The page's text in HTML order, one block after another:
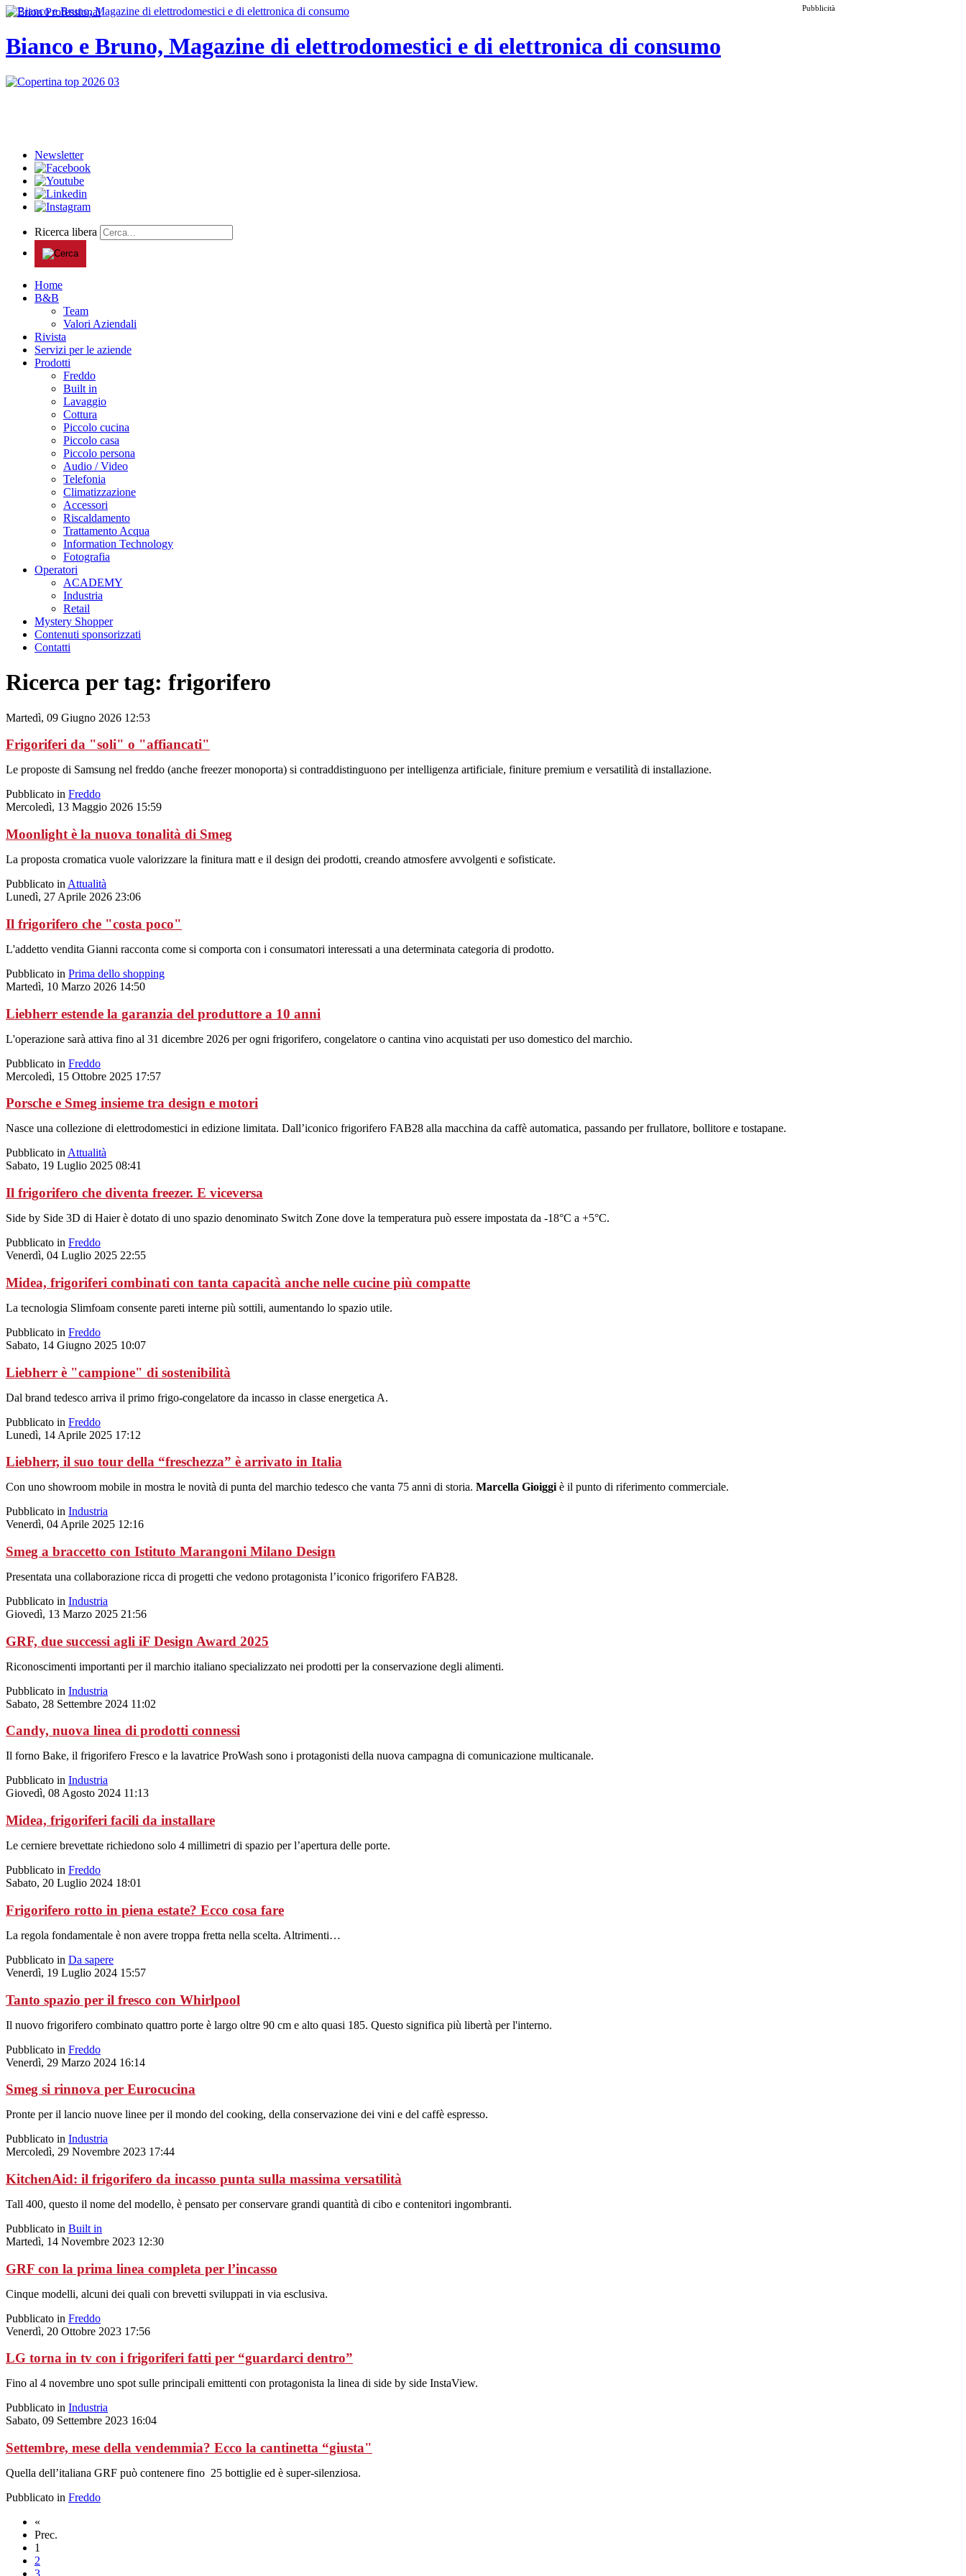
Pubblicità
Bianco e Bruno, Magazine di elettrodomestici e di elettronica di consumo
Newsletter
Ricerca libera
Home
B&B
Team
Valori Aziendali
Rivista
Servizi per le aziende
Prodotti
Freddo
Built in
Lavaggio
Cottura
Piccolo cucina
Piccolo casa
Piccolo persona
Audio / Video
Telefonia
Climatizzazione
Accessori
Riscaldamento
Trattamento Acqua
Information Technology
Fotografia
Operatori
ACADEMY
Industria
Retail
Mystery Shopper
Contenuti sponsorizzati
Contatti
Ricerca per tag: frigorifero
Martedì, 09 Giugno 2026 12:53
Frigoriferi da "soli" o "affiancati"
Le proposte di Samsung nel freddo (anche freezer monoporta) si contraddistinguono per intelligenza artificiale, finiture premium e versatilità di installazione.
Pubblicato in Freddo
Mercoledì, 13 Maggio 2026 15:59
Moonlight è la nuova tonalità di Smeg
La proposta cromatica vuole valorizzare la finitura matt e il design dei prodotti, creando atmosfere avvolgenti e sofisticate.
Pubblicato in Attualità
Lunedì, 27 Aprile 2026 23:06
Il frigorifero che "costa poco"
L'addetto vendita Gianni racconta come si comporta con i consumatori interessati a una determinata categoria di prodotto.
Pubblicato in Prima dello shopping
Martedì, 10 Marzo 2026 14:50
Liebherr estende la garanzia del produttore a 10 anni
L'operazione sarà attiva fino al 31 dicembre 2026 per ogni frigorifero, congelatore o cantina vino acquistati per uso domestico del marchio.
Pubblicato in Freddo
Mercoledì, 15 Ottobre 2025 17:57
Porsche e Smeg insieme tra design e motori
Nasce una collezione di elettrodomestici in edizione limitata. Dall’iconico frigorifero FAB28 alla macchina da caffè automatica, passando per frullatore, bollitore e tostapane.
Pubblicato in Attualità
Sabato, 19 Luglio 2025 08:41
Il frigorifero che diventa freezer. E viceversa
Side by Side 3D di Haier è dotato di uno spazio denominato Switch Zone dove la temperatura può essere impostata da -18°C a +5°C.
Pubblicato in Freddo
Venerdì, 04 Luglio 2025 22:55
Midea, frigoriferi combinati con tanta capacità anche nelle cucine più compatte
La tecnologia Slimfoam consente pareti interne più sottili, aumentando lo spazio utile.
Pubblicato in Freddo
Sabato, 14 Giugno 2025 10:07
Liebherr è "campione" di sostenibilità
Dal brand tedesco arriva il primo frigo-congelatore da incasso in classe energetica A.
Pubblicato in Freddo
Lunedì, 14 Aprile 2025 17:12
Liebherr, il suo tour della “freschezza” è arrivato in Italia
Con uno showroom mobile in mostra le novità di punta del marchio tedesco che vanta 75 anni di storia. Marcella Gioiggi è il punto di riferimento commerciale.
Pubblicato in Industria
Venerdì, 04 Aprile 2025 12:16
Smeg a braccetto con Istituto Marangoni Milano Design
Presentata una collaborazione ricca di progetti che vedono protagonista l’iconico frigorifero FAB28.
Pubblicato in Industria
Giovedì, 13 Marzo 2025 21:56
GRF, due successi agli iF Design Award 2025
Riconoscimenti importanti per il marchio italiano specializzato nei prodotti per la conservazione degli alimenti.
Pubblicato in Industria
Sabato, 28 Settembre 2024 11:02
Candy, nuova linea di prodotti connessi
Il forno Bake, il frigorifero Fresco e la lavatrice ProWash sono i protagonisti della nuova campagna di comunicazione multicanale.
Pubblicato in Industria
Giovedì, 08 Agosto 2024 11:13
Midea, frigoriferi facili da installare
Le cerniere brevettate richiedono solo 4 millimetri di spazio per l’apertura delle porte.
Pubblicato in Freddo
Sabato, 20 Luglio 2024 18:01
Frigorifero rotto in piena estate? Ecco cosa fare
La regola fondamentale è non avere troppa fretta nella scelta. Altrimenti…
Pubblicato in Da sapere
Venerdì, 19 Luglio 2024 15:57
Tanto spazio per il fresco con Whirlpool
Il nuovo frigorifero combinato quattro porte è largo oltre 90 cm e alto quasi 185. Questo significa più libertà per l'interno.
Pubblicato in Freddo
Venerdì, 29 Marzo 2024 16:14
Smeg si rinnova per Eurocucina
Pronte per il lancio nuove linee per il mondo del cooking, della conservazione dei vini e del caffè espresso.
Pubblicato in Industria
Mercoledì, 29 Novembre 2023 17:44
KitchenAid: il frigorifero da incasso punta sulla massima versatilità
Tall 400, questo il nome del modello, è pensato per conservare grandi quantità di cibo e contenitori ingombranti.
Pubblicato in Built in
Martedì, 14 Novembre 2023 12:30
GRF con la prima linea completa per l’incasso
Cinque modelli, alcuni dei quali con brevetti sviluppati in via esclusiva.
Pubblicato in Freddo
Venerdì, 20 Ottobre 2023 17:56
LG torna in tv con i frigoriferi fatti per “guardarci dentro”
Fino al 4 novembre uno spot sulle principali emittenti con protagonista la linea di side by side InstaView.
Pubblicato in Industria
Sabato, 09 Settembre 2023 16:04
Settembre, mese della vendemmia? Ecco la cantinetta “giusta"
Quella dell’italiana GRF può contenere fino 25 bottiglie ed è super-silenziosa.
Pubblicato in Freddo
«
Prec.
1
2